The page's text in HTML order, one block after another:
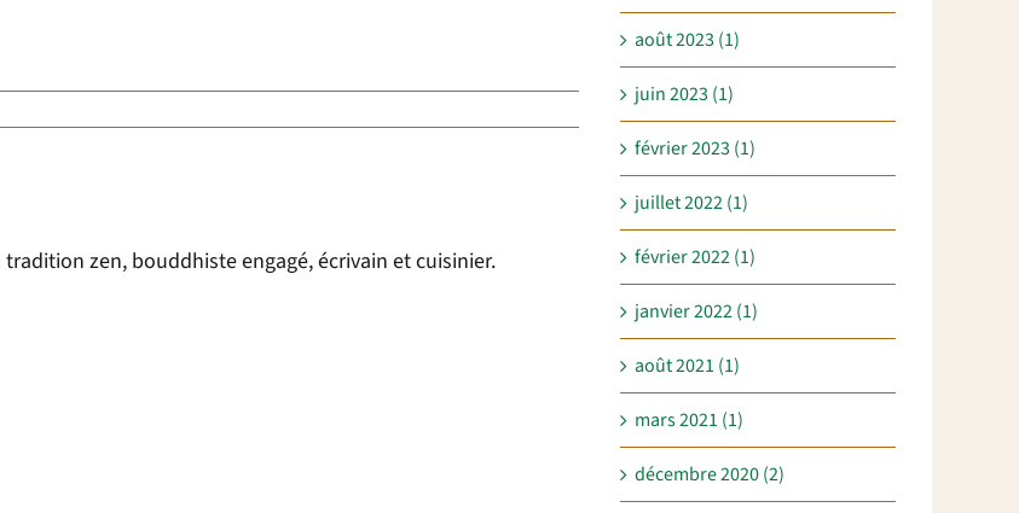
zen, bouddhiste engagé, écrivain et cuisinier.
août 2023 (1)
juin 2023 (1)
février 2023 (1)
juillet 2022 (1)
février 2022 (1)
janvier 2022 (1)
août 2021 (1)
mars 2021 (1)
décembre 2020 (2)